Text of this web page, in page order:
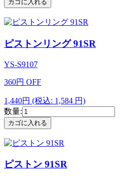
ピストンリング 91SR
YS-S9107
360円 OFF
1,440円 (税込: 1,584 円)
数量:
ピストン 91SR